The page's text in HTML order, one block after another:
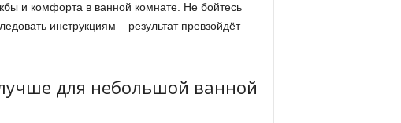
и комфорта в ванной комнате. Не бойтесь
инструкциям – результат превзойдёт
для небольшой ванной